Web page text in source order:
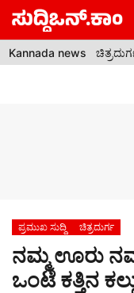
Skip
content
Kannada news
ಪ್ರಮುಖ ಸುದ್ದಿ ಚಿತ್ರದುರ್ಗ
ನಮ್ಮ ಊರು
ಒಂಟೆ ಕತ್ತಿನ